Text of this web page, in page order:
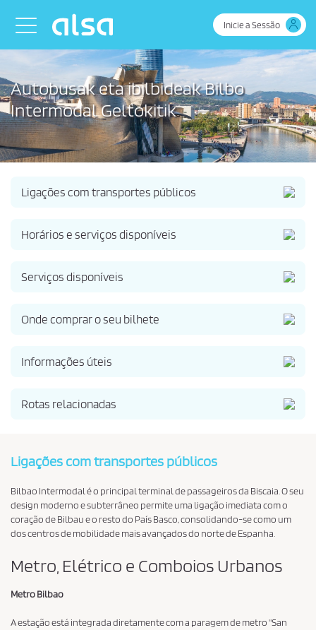
Skip to Main Content
Toggle navigation
Inicie a Sessão
Autobusak eta ibilbideak Bilbo
Intermodal Geltokitik
Ligações com transportes públicos
Horários e serviços disponíveis
Serviços disponíveis
Onde comprar o seu bilhete
Informações úteis
Rotas relacionadas
Ligações com transportes públicos
Bilbao Intermodal é o principal terminal de passageiros da Biscaia. O seu
design moderno e subterrâneo permite uma ligação imediata com o
coração de Bilbau e o resto do País Basco, consolidando-se como um
dos centros de mobilidade mais avançados do norte de Espanha.
Metro, Elétrico e Comboios Urbanos
Metro Bilbao
A estação está integrada diretamente com a paragem de metro "San